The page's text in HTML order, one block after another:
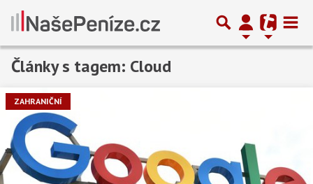
Články s tagem: Cloud
ZAHRANIČNÍ